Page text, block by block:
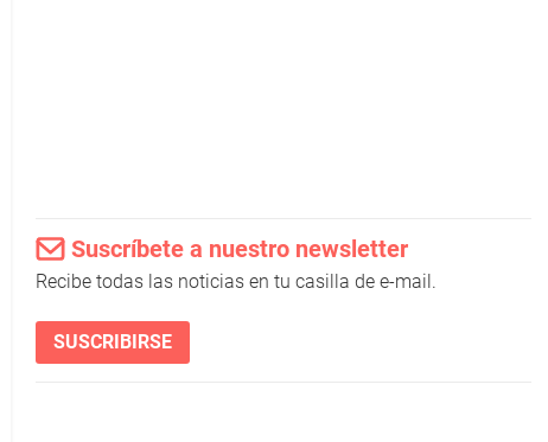
Suscríbete a nuestro newsletter
Recibe todas las noticias en tu casilla de e-mail.
SUSCRIBIRSE